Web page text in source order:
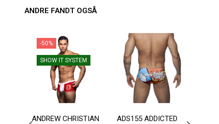
ANDRE FANDT OGSÅ
-50%
SHOW IT SYSTEM
ANDREW CHRISTIAN
ADS155 ADDICTED